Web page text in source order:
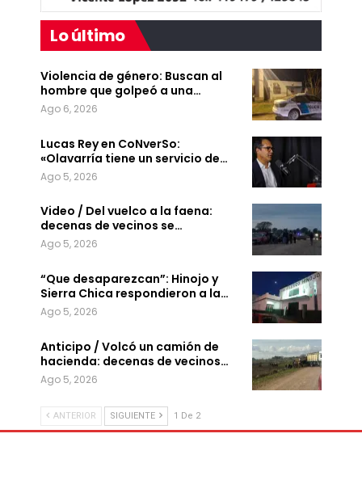
Lo último
Violencia de género: Buscan al
hombre que golpeó a una…
Ago 6, 2026
Lucas Rey en CoNverSo:
«Olavarría tiene un servicio de…
Ago 5, 2026
Video / Del vuelco a la faena:
decenas de vecinos se…
Ago 5, 2026
“Que desaparezcan”: Hinojo y
Sierra Chica respondieron a la…
Ago 5, 2026
Anticipo / Volcó un camión de
hacienda: decenas de vecinos…
Ago 5, 2026
ANTERIOR SIGUIENTE 1 De 2